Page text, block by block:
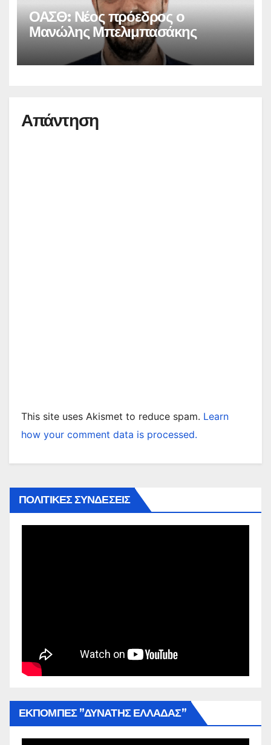
ΟΑΣΘ: Νέος πρόεδρος ο
Μανώλης Μπελιμπασάκης
Απάντηση
This site uses Akismet to reduce spam. Learn
how your comment data is processed.
ΠΟΛΙΤΙΚΕΣ ΣΥΝΔΕΣΕΙΣ
ΕΚΠΟΜΠΕΣ ”ΔΥΝΑΤΗΣ ΕΛΛΑΔΑΣ”